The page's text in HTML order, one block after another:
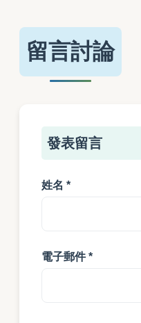
留言討論
發表留言
姓名 *
電子郵件 *